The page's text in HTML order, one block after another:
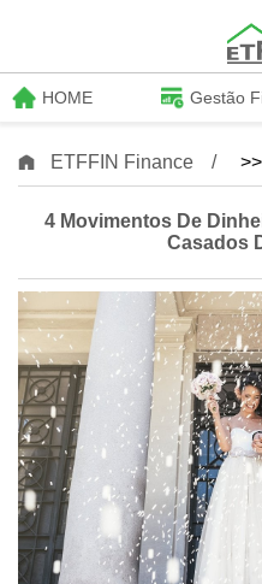
HOME Gestão
ETFFIN Finance >>
4 Movimentos De
Casados